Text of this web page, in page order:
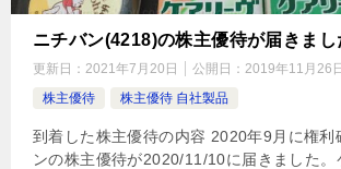
ニチバン(4218)の株主優待が届きまし
更新日： 2021年7月20日 公開日： 2019年11月26日
株主優待
株主優待 自社製品
到着した株主優待の内容 2020年9月に権利
ンの株主優待が2020/11/10に届きました。